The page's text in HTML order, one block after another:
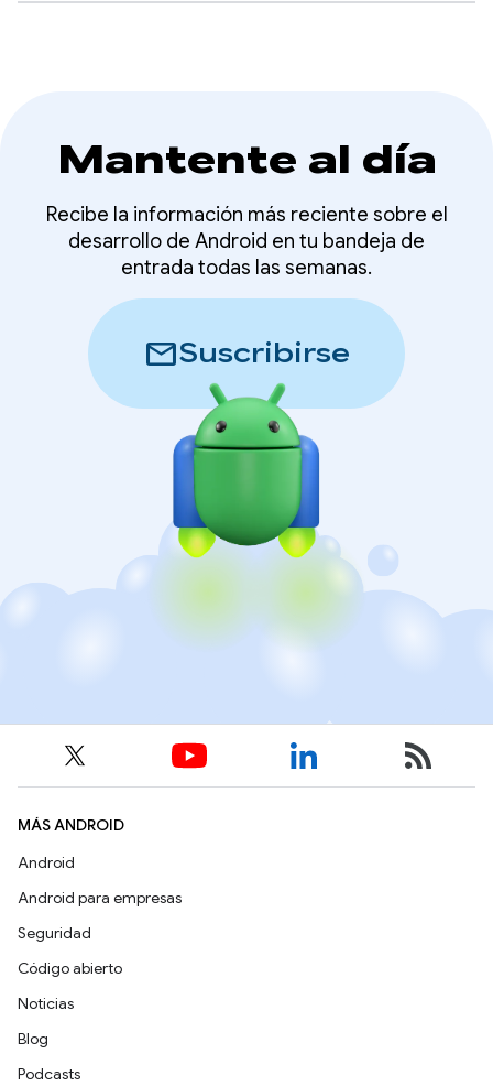
Mantente al día
Recibe la información más reciente sobre el
desarrollo de Android en tu bandeja de
entrada todas las semanas.
mailSuscribirse
MÁS ANDROID
Android
Android para empresas
Seguridad
Código abierto
Noticias
Blog
Podcasts